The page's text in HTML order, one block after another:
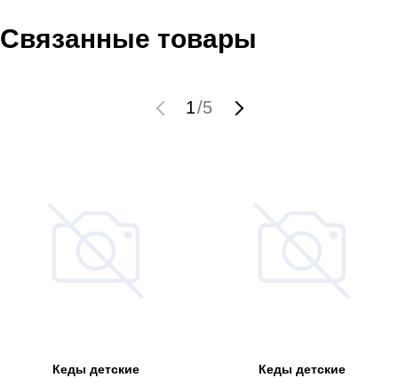
Связанные товары
1/5
Кеды детские Кеды детские